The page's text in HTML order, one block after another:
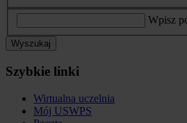
Wpisz
Wyszukaj
Szybkie linki
Wirtualna uczelnia
Mój USWPS